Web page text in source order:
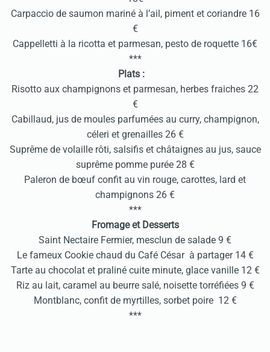
Carpaccio de saumon mariné à l’ail, piment et coriandre 16
€
Cappelletti à la ricotta et parmesan, pesto de roquette 16€
***
Plats :
Risotto aux champignons et parmesan, herbes fraiches 22
€
Cabillaud, jus de moules parfumées au curry, champignon,
céleri et grenailles 26 €
Suprême de volaille rôti, salsifis et châtaignes au jus, sauce
suprême pomme purée 28 €
Paleron de bœuf confit au vin rouge, carottes, lard et
champignons 26 €
***
Fromage et Desserts
Saint Nectaire Fermier, mesclun de salade 9 €
Le fameux Cookie chaud du Café César à partager 14 €
Tarte au chocolat et praliné cuite minute, glace vanille 12 €
Riz au lait, caramel au beurre salé, noisette torréfiées 9 €
Montblanc, confit de myrtilles, sorbet poire 12 €
***